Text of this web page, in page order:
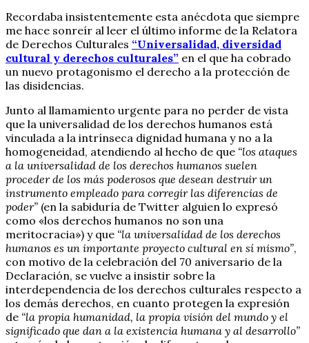
Recordaba insistentemente esta anécdota que siempre
me hace sonreír al leer el último informe de la Relatora
de Derechos Culturales “Universalidad, diversidad
cultural y derechos culturales” en el que ha cobrado
un nuevo protagonismo el derecho a la protección de
las disidencias.
Junto al llamamiento urgente para no perder de vista
que la universalidad de los derechos humanos está
vinculada a la intrínseca dignidad humana y no a la
homogeneidad, atendiendo al hecho de que “los ataques
a la universalidad de los derechos humanos suelen
proceder de los más poderosos que desean destruir un
instrumento empleado para corregir las diferencias de
poder” (en la sabiduría de Twitter alguien lo expresó
como «los derechos humanos no son una
meritocracia») y que “la universalidad de los derechos
humanos es un importante proyecto cultural en sí mismo”,
con motivo de la celebración del 70 aniversario de la
Declaración, se vuelve a insistir sobre la
interdependencia de los derechos culturales respecto a
los demás derechos, en cuanto protegen la expresión
de “la propia humanidad, la propia visión del mundo y el
significado que dan a la existencia humana y al desarrollo”